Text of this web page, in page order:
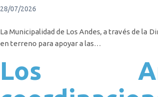
28/07/2026
La Municipalidad de Los Andes, a través de la
en terreno para apoyar a las…
Los